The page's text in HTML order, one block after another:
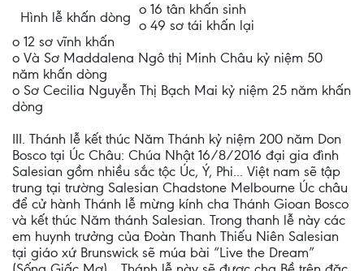
Hình lễ khấn dòng o 16 tân khấn sinh
o 49 sơ tái khấn lại
o 12 sơ vĩnh khấn
o Và Sơ Maddalena Ngô thị Minh Châu kỷ niệm 50
năm khấn dòng
o Sơ Cecilia Nguyễn Thị Bạch Mai kỷ niệm 25 năm khấn
dòng
III. Thánh lễ kết thúc Năm Thánh kỷ niệm 200 năm Don
Bosco tại Úc Châu: Chúa Nhật 16/8/2016 đại gia đình
Salesian gồm nhiều sắc tộc Úc, Ý, Phi... Việt nam sẽ tập
trung tại trường Salesian Chadstone Melbourne Úc châu
để cử hành Thánh lễ mừng kính cha Thánh Gioan Bosco
và kết thúc Năm thánh Salesian. Trong thanh lễ này các
em huynh trưởng của Đoàn Thanh Thiếu Niên Salesian
tại giáo xứ Brunswick sẽ múa bài “Live the Dream”